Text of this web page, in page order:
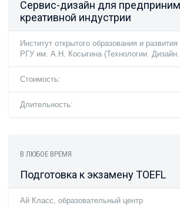
Сервис-дизайн для
креативной индустрии
Институт открытого образования и
РГУ им. А.Н. Косыгина (Технологии.
Стоимость:
Длительность:
В ЛЮБОЕ ВРЕМЯ
Подготовка к экзамену TOEFL
Ай Класс, образовательный центр